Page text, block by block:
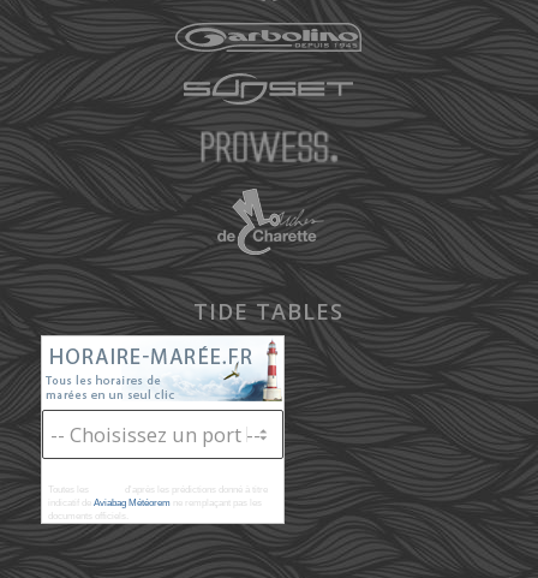
TIDE TABLES
Toutes les
d'après les prédictions donné à titre
indicatif de Aviabag Météoremne remplaçant pas les
documents officiels.